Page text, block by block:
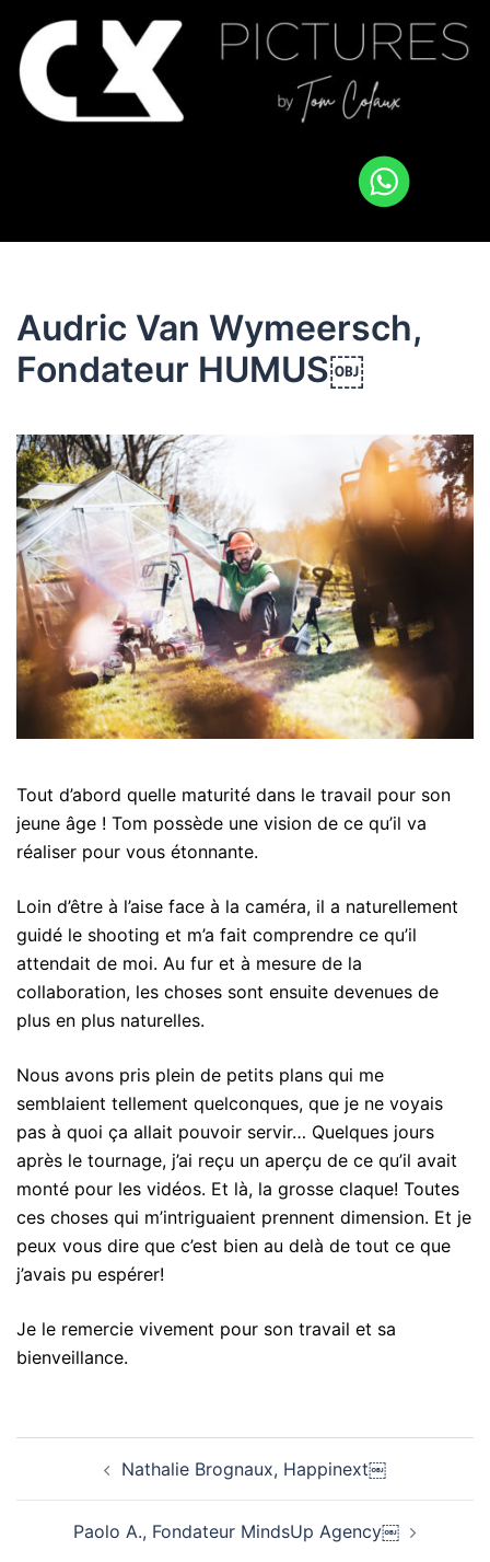
Audric Van Wymeersch,
Fondateur HUMUS￼
Tout d’abord quelle maturité dans le travail pour son
jeune âge ! Tom possède une vision de ce qu’il va
réaliser pour vous étonnante.
Loin d’être à l’aise face à la caméra, il a naturellement
guidé le shooting et m’a fait comprendre ce qu’il
attendait de moi. Au fur et à mesure de la
collaboration, les choses sont ensuite devenues de
plus en plus naturelles.
Nous avons pris plein de petits plans qui me
semblaient tellement quelconques, que je ne voyais
pas à quoi ça allait pouvoir servir… Quelques jours
après le tournage, j’ai reçu un aperçu de ce qu’il avait
monté pour les vidéos. Et là, la grosse claque! Toutes
ces choses qui m’intriguaient prennent dimension. Et je
peux vous dire que c’est bien au delà de tout ce que
j’avais pu espérer!
Je le remercie vivement pour son travail et sa
bienveillance.
Nathalie Brognaux, Happinext￼
Paolo A., Fondateur MindsUp Agency￼